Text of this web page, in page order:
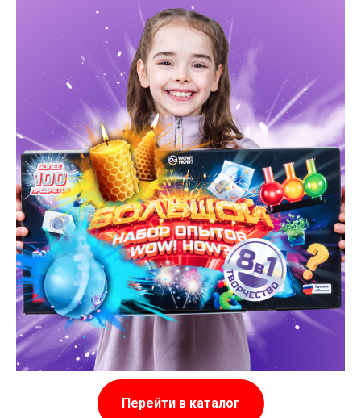
Перейти в каталог